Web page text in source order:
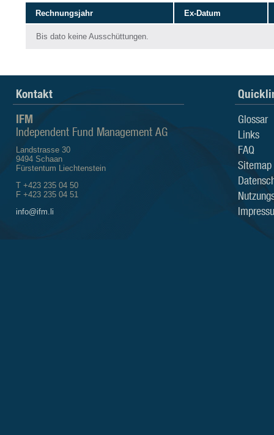
Rechnungsjahr Ex-Datum
Bis dato keine Ausschüttungen.
Kontakt
IFM
Independent Fund Management AG
Landstrasse 30
9494 Schaan
Fürstentum Liechtenstein
T +423 235 04 50
F +423 235 04 51
info@ifm.li
Glossar
Links
FAQ
Sitemap